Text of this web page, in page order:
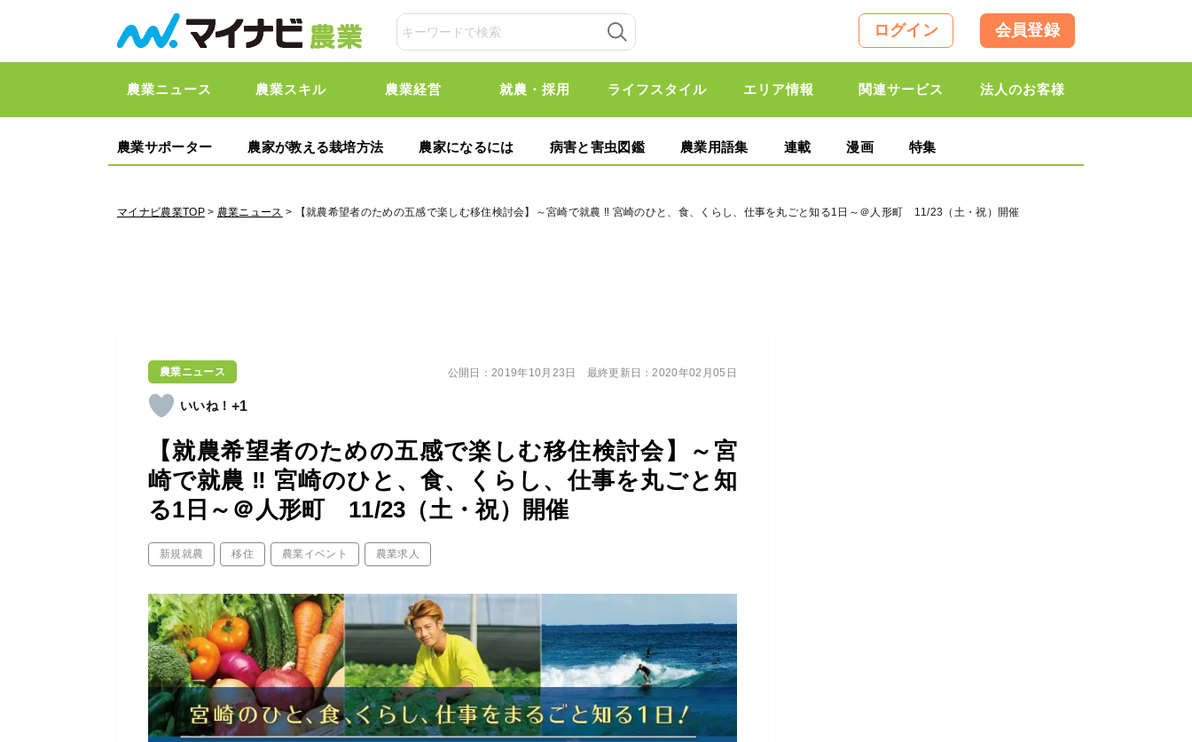
ログイン 会員登録
農業ニュース 農業スキル 農業経営 就農・採用 ライフスタイル エリア情報 関連サービス 法人のお客様
農業サポーター 農家が教える栽培方法 農家になるには 病害と害虫図鑑 農業用語集 連載 漫画 特集
マイナビ農業TOP> 農業ニュース > 【就農希望者のための五感で楽しむ移住検討会】～宮崎で就農 ‼ 宮崎のひと、食、くらし、仕事を丸ごと知る1日～＠人形町 11/23（土・祝）開催
農業ニュース
+1
【就農希望者のための五感で楽しむ移住検討会】～宮
崎で就農 ‼ 宮崎のひと、食、くらし、仕事を丸ごと知
る1日～＠人形町 11/23（土・祝）開催
新規就農 移住 農業イベント 農業求人
公開日：2019年10月23日 最終更新日：2020年02月05日